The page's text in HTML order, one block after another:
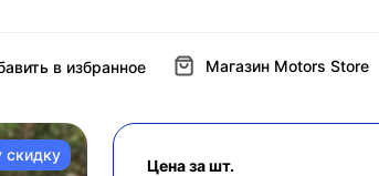
в избранное Магазин Motors Store
скидку
Цена за шт.